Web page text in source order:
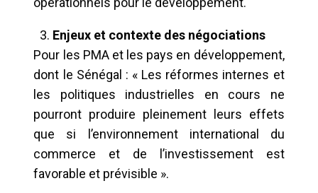
Enjeux et contexte des négociations
Pour les PMA et les pays en développement,
dont le Sénégal : « Les réformes internes et
les politiques industrielles en cours ne
pourront produire pleinement leurs effets
que si l’environnement international du
commerce et de l’investissement est
favorable et prévisible ».